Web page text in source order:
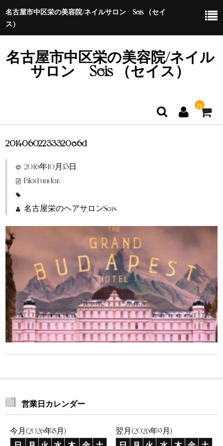
名古屋市中区栄の美容院/ネイルサロン Seis （セイ
ス）
名古屋市中区栄の美容院/ネイル
サロン Seis （セイス）
0
ホーム
特定商取引法に基づく表示
20140602233320e6d
2016年10月15日
Filed under:
名古屋栄のヘアサロンSeis
営業日カレンダー
今月(2026年8月)
翌月(2026年9月)